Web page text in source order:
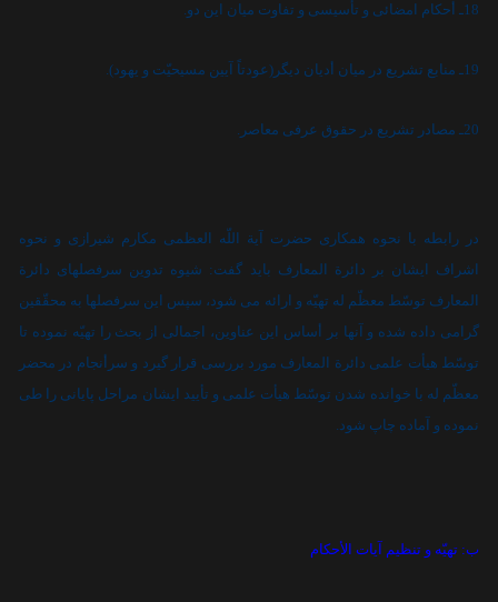
18ـ أحکام امضائى و تأسيسى و تفاوت ميان اين دو.
19ـ منابع تشريع در ميان أديان ديگر(عودتاً آيين مسيحيّت و يهود).
20ـ مصادر تشريع در حقوق عرفى معاصر.
در رابطه با نحوه همکارى حضرت آية اللّه العظمى مکارم شيرازى و نحوه
اشراف ايشان بر دائرة المعارف بايد گفت: شيوه تدوين سرفصلهاى دائرة
المعارف توسّط معظّم له تهيّه و ارائه مى شود، سپس اين سرفصلها به محقّقين
گرامى داده شده و آنها بر أساس اين عناوين، اجمالى از بحث را تهيّه نموده تا
توسّط هيأت علمى دائرة المعارف مورد بررسى قرار گيرد و سرأنجام در محضر
معظّم له با خوانده شدن توسّط هيأت علمى و تأييد ايشان مراحل پايانى را طى
نموده و آماده چاپ شود.
ب: تهيّه و تنظيم آيات الأحکام